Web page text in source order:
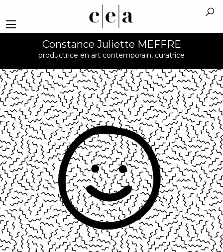
Constance Juliette MEFFRE
productrice en art contemporain, curatrice